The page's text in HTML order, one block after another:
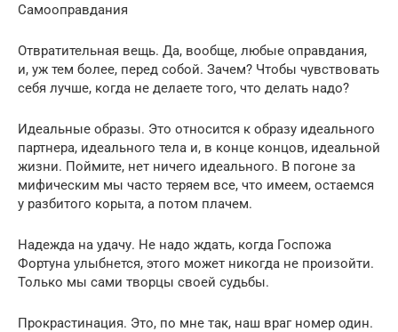
Самооправдания
Отвратительная вещь. Да, вообще, любые оправдания,
и, уж тем более, перед собой. Зачем? Чтобы чувствовать
себя лучше, когда не делаете того, что делать надо?
Идеальные образы. Это относится к образу идеального
партнера, идеального тела и, в конце концов, идеальной
жизни. Поймите, нет ничего идеального. В погоне за
мифическим мы часто теряем все, что имеем, остаемся
у разбитого корыта, а потом плачем.
Надежда на удачу. Не надо ждать, когда Госпожа
Фортуна улыбнется, этого может никогда не произойти.
Только мы сами творцы своей судьбы.
Прокрастинация. Это, по мне так, наш враг номер один.